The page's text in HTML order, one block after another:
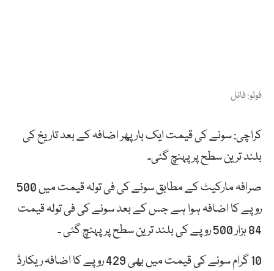
فوٹو: فائل
کراچی: سونے کی قیمت ایک بار پھر اضافہ کے بعد تاریخ کی
بلند ترین سطح پر پہنچ گئی۔
صرافہ مارکیٹ کے مطابق سونے کی فی تولہ قیمت میں 500
روپے کا اضافہ ہوا ہے جس کے بعد سونے کی فی تولہ قیمت
84 ہزار 500 روپے کی بلند ترین سطح پر پہنچ گئی ۔
10 گرام سونے کی قیمت میں بھی 429 روپے کا اضافہ ریکارڈ